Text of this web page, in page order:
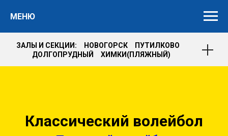
МЕНЮ
ЗАЛЫ И СЕКЦИИ: НОВОГОРСК ПУТИЛКОВО
ДОЛГОПРУДНЫЙ ХИМКИ(ПЛЯЖНЫЙ)
Классический волейбол